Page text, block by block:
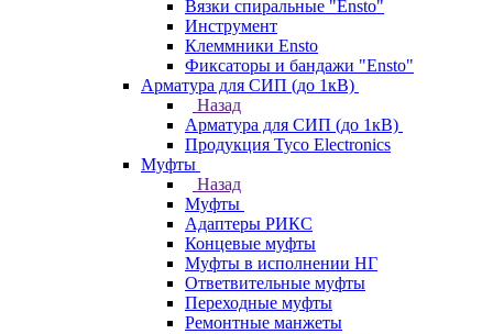
Вязки спиральные "Ensto"
Инструмент
Клеммники Ensto
Фиксаторы и бандажи "Ensto"
Арматура для СИП (до 1кВ)
Назад
Арматура для СИП (до 1кВ)
Продукция Tyco Electronics
Муфты
Назад
Муфты
Адаптеры РИКС
Концевые муфты
Муфты в исполнении НГ
Ответвительные муфты
Переходные муфты
Ремонтные манжеты